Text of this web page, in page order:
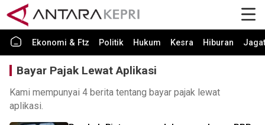
Ekonomi & Ftz Politik Hukum Kesra Hiburan Jagat
Bayar Pajak Lewat Aplikasi
Kami mempunyai 4 berita tentang bayar pajak lewat
aplikasi.